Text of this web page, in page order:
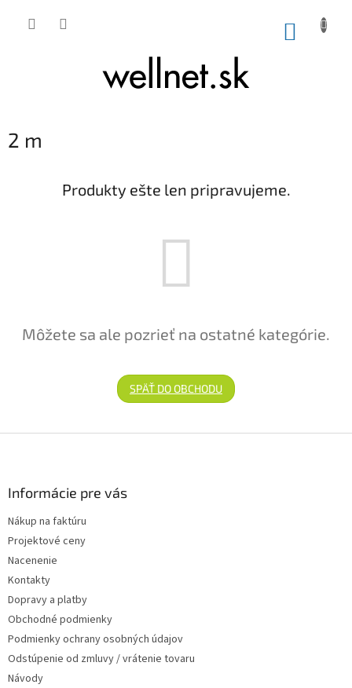
2 m
Produkty ešte len pripravujeme.
Môžete sa ale pozrieť na ostatné kategórie.
SPÄŤ DO OBCHODU
Informácie pre vás
Nákup na faktúru
Projektové ceny
Nacenenie
Kontakty
Dopravy a platby
Obchodné podmienky
Podmienky ochrany osobných údajov
Odstúpenie od zmluvy / vrátenie tovaru
Návody